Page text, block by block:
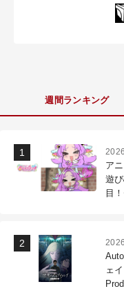
週間ランキング
ア
遊
目
ェ